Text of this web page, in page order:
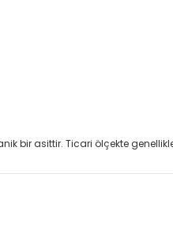
bir asittir. Ticari ölçekte